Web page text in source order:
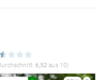
6,52aus 10)